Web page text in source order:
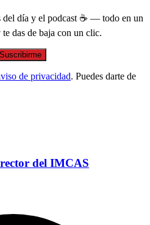
del día y el podcast ☕ — todo en un
das de baja con un clic.
Suscribirme
de privacidad. Puedes darte de
del IMCAS